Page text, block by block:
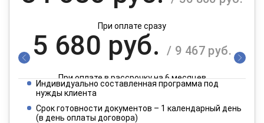
При оплате сразу
5 680 руб. / 9 467 руб.
При оплате в рассрочку на 6 месяцев
2 840 руб. / 4 734 руб.
Индивидуально составленная программа под
нужды клиента
Срок готовности документов – 1 календарный день
(в день оплаты договора)